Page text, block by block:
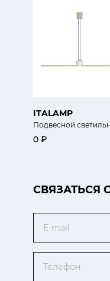
ITALAMP
Подвесной
0 ₽
CВЯЗАТЬСЯ